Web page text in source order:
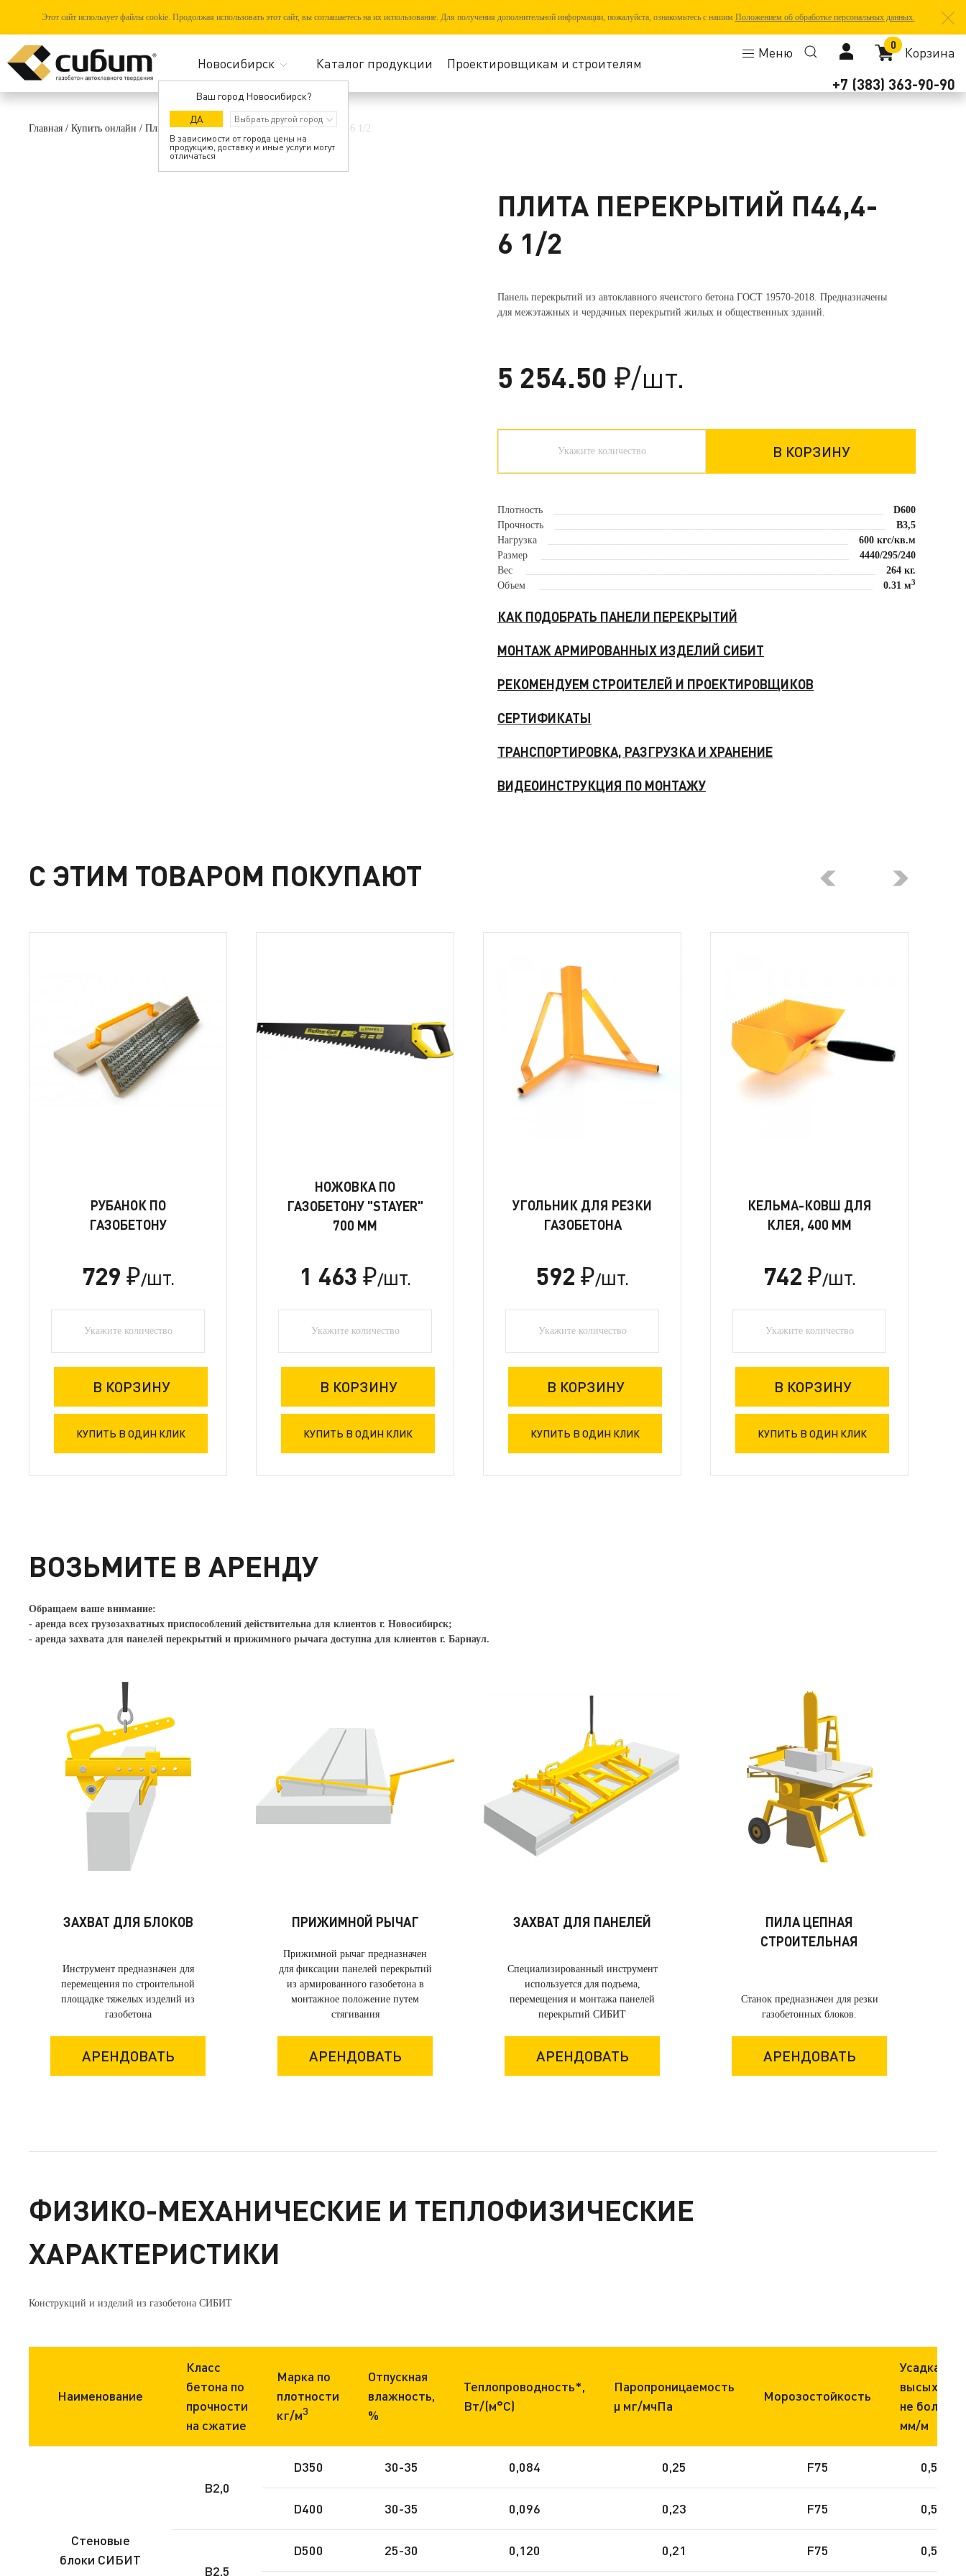
Этот сайт использует файлы cookie. Продолжая использовать этот сайт, вы соглашаетесь на их использование. Для получения дополнительной информации, пожалуйста, ознакомьтесь с нашим Положением об обработке персональных данных.
Ваш город Новосибирск?
ДА
В зависимости от города цены на
продукцию, доставку и иные услуги могут
отличаться
Каталог продукции Проектировщикам и строителям
Меню 0 Корзина
+7 (383) 363-90-90
Главная / Купить онлайн / Плиты перекрытий /Плита перекрытий П44,4-6 1/2
ПЛИТА ПЕРЕКРЫТИЙ П44,4-
6 1/2
Панель перекрытий из автоклавного ячеистого бетона ГОСТ 19570-2018. Предназначены
для межэтажных и чердачных перекрытий жилых и общественных зданий.
5 254.50 ₽/шт.
Плотность
D600
Прочность
B3,5
Нагрузка
600 кгс/кв.м
Размер
4440/295/240
Вес
264 кг.
Объем
0.31 м3
КАК ПОДОБРАТЬ ПАНЕЛИ ПЕРЕКРЫТИЙ
МОНТАЖ АРМИРОВАННЫХ ИЗДЕЛИЙ СИБИТ
РЕКОМЕНДУЕМ СТРОИТЕЛЕЙ И ПРОЕКТИРОВЩИКОВ
СЕРТИФИКАТЫ
ТРАНСПОРТИРОВКА, РАЗГРУЗКА И ХРАНЕНИЕ
ВИДЕОИНСТРУКЦИЯ ПО МОНТАЖУ
С ЭТИМ ТОВАРОМ ПОКУПАЮТ
РУБАНОК ПО
ГАЗОБЕТОНУ
729 ₽/ШТ.
НОЖОВКА ПО
ГАЗОБЕТОНУ "STAYER"
700 ММ
1 463 ₽/ШТ.
УГОЛЬНИК ДЛЯ РЕЗКИ
ГАЗОБЕТОНА
592 ₽/ШТ.
КЕЛЬМА-КОВШ ДЛЯ
КЛЕЯ, 400 ММ
742 ₽/ШТ.
ВОЗЬМИТЕ В АРЕНДУ
Обращаем ваше внимание:
- аренда всех грузозахватных приспособлений действительна для клиентов г. Новосибирск;
- аренда захвата для панелей перекрытий и прижимного рычага доступна для клиентов г. Барнаул.
ЗАХВАТ ДЛЯ БЛОКОВ
Инструмент предназначен для
перемещения по строительной
площадке тяжелых изделий из
газобетона
АРЕНДОВАТЬ
ПРИЖИМНОЙ РЫЧАГ
Прижимной рычаг предназначен
для фиксации панелей перекрытий
из армированного газобетона в
монтажное положение путем
стягивания
АРЕНДОВАТЬ
ЗАХВАТ ДЛЯ ПАНЕЛЕЙ
Специализированный инструмент
используется для подъема,
перемещения и монтажа панелей
перекрытий СИБИТ
АРЕНДОВАТЬ
ПИЛА ЦЕПНАЯ
СТРОИТЕЛЬНАЯ
Станок предназначен для резки
газобетонных блоков.
АРЕНДОВАТЬ
ФИЗИКО-МЕХАНИЧЕСКИЕ И ТЕПЛОФИЗИЧЕСКИЕ
ХАРАКТЕРИСТИКИ
Конструкций и изделий из газобетона СИБИТ
Наименование
Класс
бетона по
прочности
на сжатие
Марка по
плотности
кг/м3
Отпускная
влажность,
%
Теплопроводность*,
Вт/(м°С)
Паропроницаемость
μ мг/мчПа
Морозостойкость
Усадка при
высыхании
не более,
мм/м
Стеновые
блоки СИБИТ
B2,0
D350 30-35 0,084 0,25 F75 0,50
D400 30-35 0,096 0,23 F75 0,50
B2,5
D500 25-30 0,120 0,21 F75 0,50